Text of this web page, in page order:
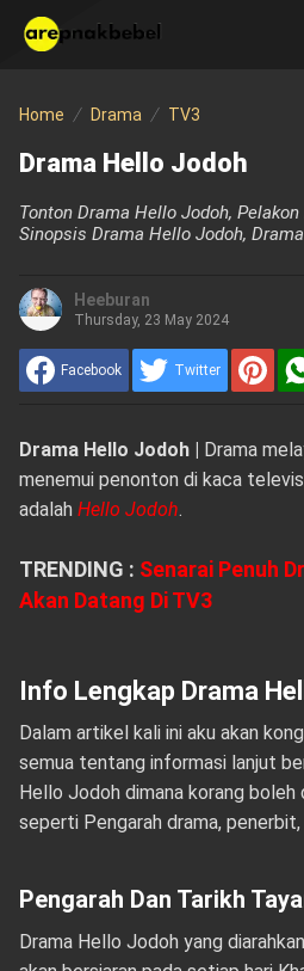
Home Drama TV3
Drama Hello Jodoh
Tonton Drama Hello Jodoh,
Sinopsis Drama Hello Jodoh,
Heeburan
Thursday, 23 May 2024
Facebook Twitter
Drama Hello Jodoh | Drama
menemui penonton di kaca
adalah Hello Jodoh.
TRENDING : Senarai Penuh
Akan Datang Di TV3
Info Lengkap Drama
Dalam artikel kali ini aku akan
semua tentang informasi lanjut
Hello Jodoh dimana korang
seperti Pengarah drama,
Pengarah Dan Tarikh
Drama Hello Jodoh yang